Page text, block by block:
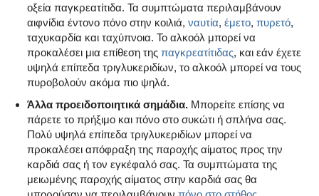
οξεία παγκρεατίτιδα. Τα συμπτώματα περιλαμβάνουν
αιφνίδια έντονο πόνο στην κοιλιά, ναυτία, έμετο, πυρετό,
ταχυκαρδία και ταχύπνοια. Το αλκοόλ μπορεί να
προκαλέσει μια επίθεση της παγκρεατίτιδας, και εάν έχετε
υψηλά επίπεδα τριγλυκεριδίων, το αλκοόλ μπορεί να τους
πυροβολούν ακόμα πιο ψηλά.
Άλλα προειδοποιητικά σημάδια. Μπορείτε επίσης να
πάρετε το πρήξιμο και πόνο στο συκώτι ή σπλήνα σας.
Πολύ υψηλά επίπεδα τριγλυκεριδίων μπορεί να
προκαλέσει απόφραξη της παροχής αίματος προς την
καρδιά σας ή τον εγκέφαλό σας. Τα συμπτώματα της
μειωμένης παροχής αίματος στην καρδιά σας θα